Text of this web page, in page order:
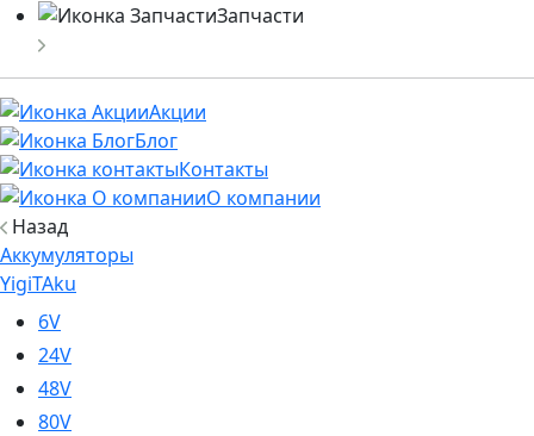
Запчасти
Акции
Блог
Контакты
О компании
Назад
Аккумуляторы
YigiTAku
6V
24V
48V
80V